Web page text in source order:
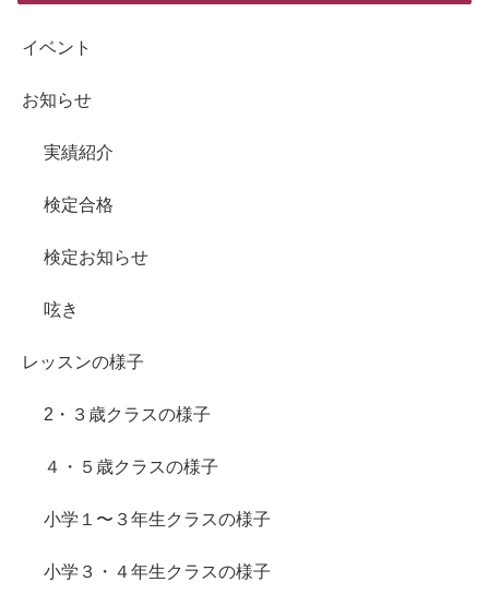
イベント
お知らせ
実績紹介
検定合格
検定お知らせ
呟き
レッスンの様子
2・３歳クラスの様子
４・５歳クラスの様子
小学１〜３年生クラスの様子
小学３・４年生クラスの様子